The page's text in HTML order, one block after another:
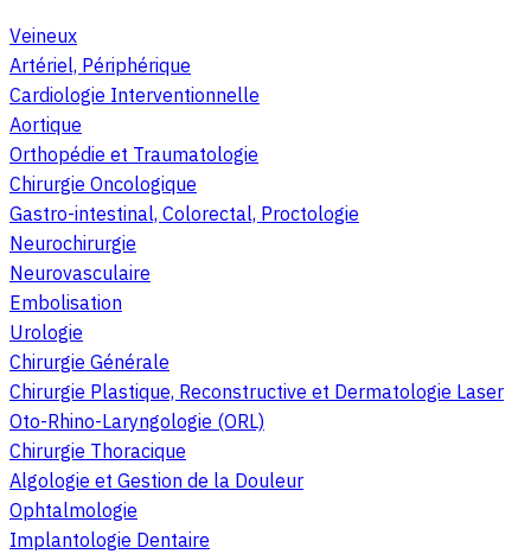
Veineux
Artériel, Périphérique
Cardiologie Interventionnelle
Aortique
Orthopédie et Traumatologie
Chirurgie Oncologique
Gastro-intestinal, Colorectal, Proctologie
Neurochirurgie
Neurovasculaire
Embolisation
Urologie
Chirurgie Générale
Chirurgie Plastique, Reconstructive et Dermatologie Laser
Oto-Rhino-Laryngologie (ORL)
Chirurgie Thoracique
Algologie et Gestion de la Douleur
Ophtalmologie
Implantologie Dentaire